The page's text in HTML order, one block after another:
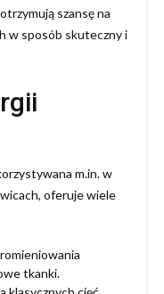
szansę na
w sposób skuteczny i
m.in. w
oferuje wiele
tkanki.